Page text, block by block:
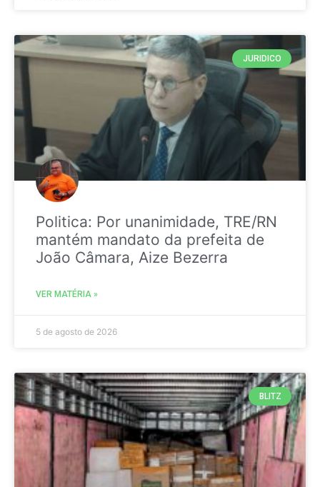
JURIDICO
Politica: Por unanimidade, TRE/RN
mantém mandato da prefeita de
João Câmara, Aize Bezerra
VER MATÉRIA »
5 de agosto de 2026
BLITZ